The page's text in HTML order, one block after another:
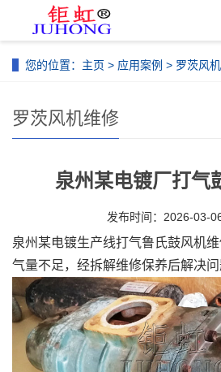
您的位置： 主页 > 应用案例 > 罗茨风
罗茨风机维修
泉州某电镀厂打气
发布时间：2026-03-
泉州某电镀生产线打气鲁氏鼓风机维
气量不足，经拆解维修保养后解决问